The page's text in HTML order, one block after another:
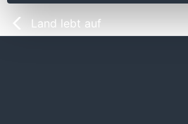
Land lebt auf